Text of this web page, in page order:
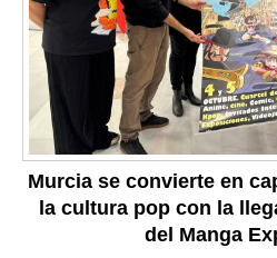
Murcia se convierte en
la cultura pop con la
del Manga